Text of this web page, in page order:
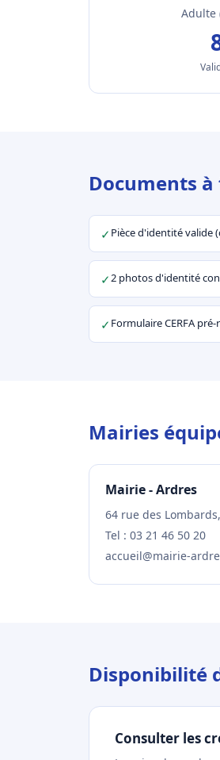
Adulte
Documents
✓ Pièce d'identité valide
✓2 photos d'identité
✓ Formulaire CERFA
Mairies
Mairie - Ardres
64 rue des
Tel : 03 21 46 50 20
accueil@mairie-
Disponibilité
Consulter les